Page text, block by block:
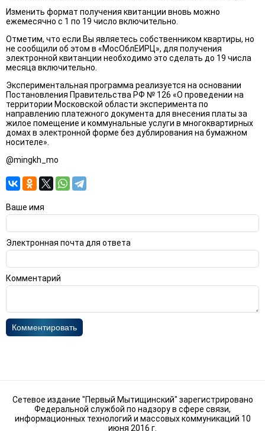
Изменить формат получения квитанции вновь можно
ежемесячно с 1 по 19 число включительно.
Отметим, что если Вы являетесь собственником квартиры, но
не сообщили об этом в «МосОблЕИРЦ», для получения
электронной квитанции необходимо это сделать до 19 числа
месяца включительно.
Экспериментальная программа реализуется на основании
Постановления Правительства РФ № 126 «О проведении на
территории Московской области эксперимента по
направлению платежного документа для внесения платы за
жилое помещение и коммунальные услуги в многоквартирных
домах в электронной форме без дублирования на бумажном
носителе».
@mingkh_mo
Ваше имя
Электронная почта для ответа
Комментарий
Комментировать
Сетевое издание "Первый Мытищинский" зарегистрировано
Федеральной службой по надзору в сфере связи,
информационных технологий и массовых коммуникаций 10
июня 2016 г.